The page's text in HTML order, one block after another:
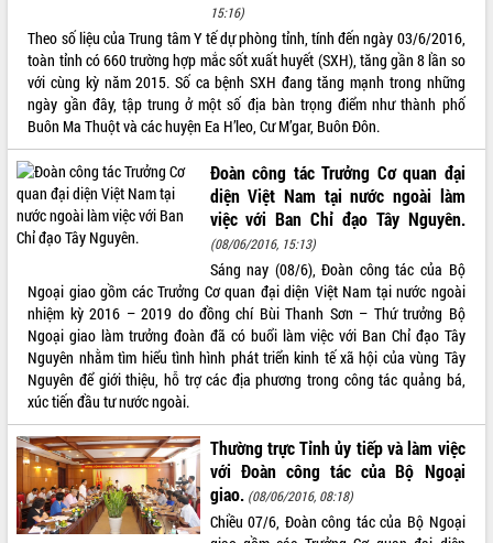
Khám bệnh, cấp phát thuốc miễn phí
và tặng quà người dân xã Cư Pui
Hội nghị UBND tỉnh Đắk Lắk thường kỳ
tháng 7/2026
Nam Anh hùng” và trao Huân chương
Lao động
UBND tỉnh Đắk Lắk triển khai nhiệm
vụ 6 tháng cuối năm 2026
Kỳ họp thứ Hai, Hội đồng nhân dân
tỉnh khóa XI quyết nghị nhiều nội dung
quan trọng
Bí thư Tỉnh ủy Lương Nguyễn Minh
Triết thăm, tặng quà người có công với
cách mạng
Rà soát, hoàn thiện hệ thống thiết chế
ALBUM ẢNH
15:16)
Theo số liệu của Trung tâm Y tế dự phòng tỉnh, tính đến ngày 03/6/2016,
toàn tỉnh có 660 trường hợp mắc sốt xuất huyết (SXH), tăng gần 8 lần so
với cùng kỳ năm 2015. Số ca bệnh SXH đang tăng mạnh trong những
ngày gần đây, tập trung ở một số địa bàn trọng điểm như thành phố
Buôn Ma Thuột và các huyện Ea H’leo, Cư M’gar, Buôn Đôn.
Đoàn công tác Trưởng Cơ quan đại
diện Việt Nam tại nước ngoài làm
việc với Ban Chỉ đạo Tây Nguyên.
(08/06/2016, 15:13)
Sáng nay (08/6), Đoàn công tác của Bộ
Ngoại giao gồm các Trưởng Cơ quan đại diện Việt Nam tại nước ngoài
nhiệm kỳ 2016 – 2019 do đồng chí Bùi Thanh Sơn – Thứ trưởng Bộ
Ngoại giao làm trưởng đoàn đã có buổi làm việc với Ban Chỉ đạo Tây
Nguyên nhằm tìm hiểu tình hình phát triển kinh tế xã hội của vùng Tây
Nguyên để giới thiệu, hỗ trợ các địa phương trong công tác quảng bá,
xúc tiến đầu tư nước ngoài.
Thường trực Tỉnh ủy tiếp và làm việc
với Đoàn công tác của Bộ Ngoại
giao. (08/06/2016, 08:18)
Chiều 07/6, Đoàn công tác của Bộ Ngoại